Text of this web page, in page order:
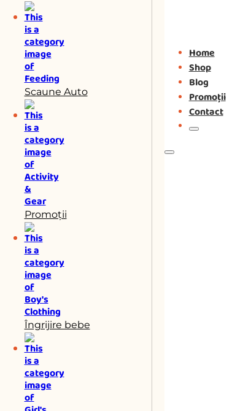
Scaune Auto
Promoții
Îngrijire bebe
Home
Shop
Blog
Promoții
Contact